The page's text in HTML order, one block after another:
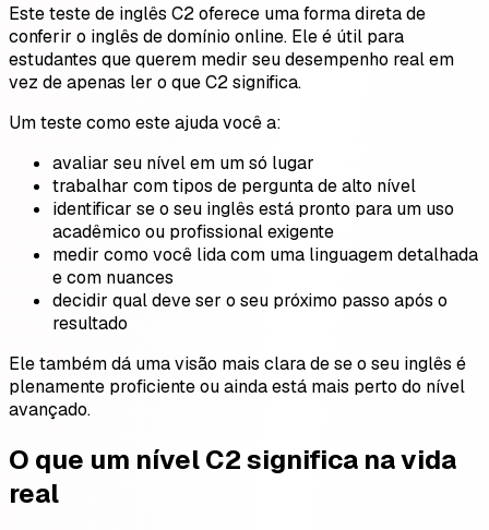
Este teste de inglês C2 oferece uma forma direta de
conferir o inglês de domínio online. Ele é útil para
estudantes que querem medir seu desempenho real em
vez de apenas ler o que C2 significa.
Um teste como este ajuda você a:
avaliar seu nível em um só lugar
trabalhar com tipos de pergunta de alto nível
identificar se o seu inglês está pronto para um uso
acadêmico ou profissional exigente
medir como você lida com uma linguagem detalhada
e com nuances
decidir qual deve ser o seu próximo passo após o
resultado
Ele também dá uma visão mais clara de se o seu inglês é
plenamente proficiente ou ainda está mais perto do nível
avançado.
O que um nível C2 significa na vida
real